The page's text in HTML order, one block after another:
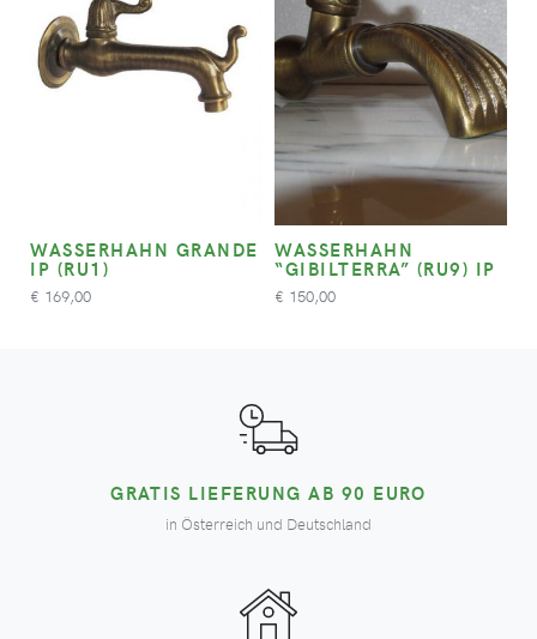
WASSERHAHN GRANDE
IP (RU1)
€ 169,00
WASSERHAHN
“GIBILTERRA” (RU9) IP
€ 150,00
GRATIS LIEFERUNG AB 90 EURO
in Österreich und Deutschland